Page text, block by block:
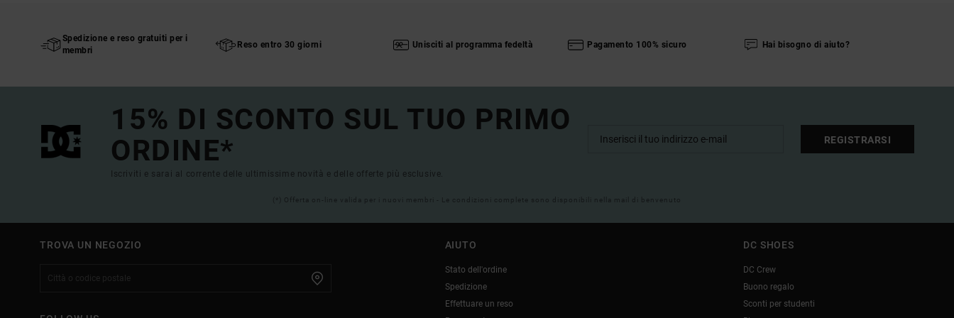
Spedizione e reso gratuiti per i
membri
Reso entro 30 giorni Unisciti al programma fedeltà Pagamento 100% sicuro Hai bisogno di aiuto?
15% DI SCONTO SUL TUO PRIMO
ORDINE*
Iscriviti e sarai al corrente delle ultimissime novità e delle offerte più esclusive.
REGISTRARSI
(*) Offerta on-line valida per i nuovi membri - Le condizioni complete sono disponibili nella mail di benvenuto
TROVA UN NEGOZIO AIUTO
Stato dell'ordine
Spedizione
Effettuare un reso
DC SHOES
DC Crew
Buono regalo
Sconti per studenti